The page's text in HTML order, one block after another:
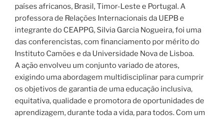
países africanos, Brasil, Timor-Leste e Portugal. A
professora de Relações Internacionais da UEPB e
integrante do CEAPPG, Silvia Garcia Nogueira, foi uma
das conferencistas, com financiamento por mérito do
Instituto Camões e da Universidade Nova de Lisboa.
A ação envolveu um conjunto variado de atores,
exigindo uma abordagem multidisciplinar para cumprir
os objetivos de garantia de uma educação inclusiva,
equitativa, qualidade e promotora de oportunidades de
aprendizagem, durante toda a vida, para todos. Com um